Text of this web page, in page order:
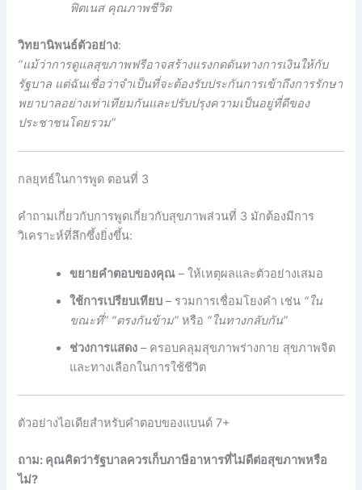
ฟิตเนส คุณภาพชีวิต
วิทยานิพนธ์ตัวอย่าง:
“แม้ว่าการดูแลสุขภาพฟรีอาจสร้างแรงกดดันทางการเงินให้กับ
รัฐบาล แต่ฉันเชื่อว่าจําเป็นที่จะต้องรับประกันการเข้าถึงการรักษา
พยาบาลอย่างเท่าเทียมกันและปรับปรุงความเป็นอยู่ที่ดีของ
ประชาชนโดยรวม”
กลยุทธ์ในการพูด ตอนที่ 3
คําถามเกี่ยวกับการพูดเกี่ยวกับสุขภาพส่วนที่ 3 มักต้องมีการ
วิเคราะห์ที่ลึกซึ้งยิ่งขึ้น:
ขยายคําตอบของคุณ – ให้เหตุผลและตัวอย่างเสมอ
ใช้การเปรียบเทียบ – รวมการเชื่อมโยงคํา เช่น “ใน
ขณะที่” “ตรงกันข้าม” หรือ “ในทางกลับกัน”
ช่วงการแสดง – ครอบคลุมสุขภาพร่างกาย สุขภาพจิต
และทางเลือกในการใช้ชีวิต
ตัวอย่างไอเดียสําหรับคําตอบของแบนด์ 7+
ถาม: คุณคิดว่ารัฐบาลควรเก็บภาษีอาหารที่ไม่ดีต่อสุขภาพหรือ
ไม่?